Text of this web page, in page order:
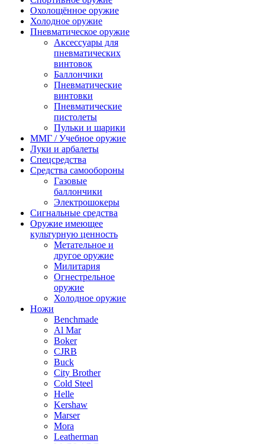
Охолощённое оружие
Холодное оружие
Пневматическое оружие
Аксессуары для
пневматических
винтовок
Баллончики
Пневматические
винтовки
Пневматические
пистолеты
Пульки и шарики
ММГ / Учебное оружие
Луки и арбалеты
Спецсредства
Средства самообороны
Газовые
баллончики
Электрошокеры
Сигнальные средства
Оружие имеющее
культурную ценность
Метательное и
другое оружие
Милитария
Огнестрельное
оружие
Холодное оружие
Ножи
Benchmade
Al Mar
Boker
CJRB
Buck
City Brother
Cold Steel
Helle
Kershaw
Marser
Mora
Leatherman